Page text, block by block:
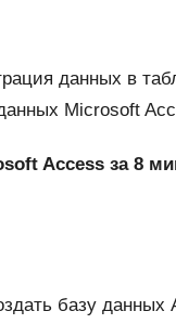
данных в
Microsoft
Access за 8
базу